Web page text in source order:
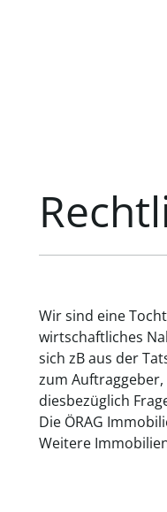
Wir sind eine
wirtschaftliches
sich zB aus der
zum
diesbezüglich
Die ÖRAG
Weitere